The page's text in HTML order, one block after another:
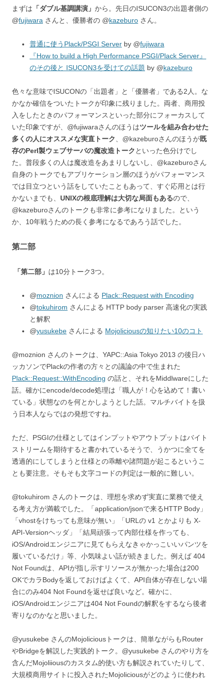
まずは 「ダブル基調講演」 から。先日のISUCON3の出題者側の
@fujiwara さんと、優勝者の @kazeburo さん。
普通に使うPlack/PSGI Server by @fujiwara
『How to build a High Performance PSGI/Plack Server』
のその後と ISUCON3を受けての話題 by @kazeburo
色々な意味でISUCONの「出題者」と「優勝者」である2人。な
かなか確信をついたトークが印象に残りました。両者、商用投
入をしたときのパフォーマンスといった部分にフォーカスして
いた印象ですが、@fujiwaraさんのほうはツールを組み合わせた
多くの人にオススメな実直トーク
、@kazeburoさんのほうが既
存のPerl製ウェブサーバの魔改造トーク といった色分けでし
た。普段多くの人は魔改造をあまりしないし、@kazeburoさん
自身のトークでもアプリケーション層のほうがパフォーマンス
では目立つという話をしていたこともあって、すぐ応用とは行
かないまでも、 UNIXの根底理解は大切な局面もあるので、
@kazeburoさんのトークも非常に参考になりました。という
か、10年戦うための長く参考になるであろう話でした。
第二部
「第二部」 は10分トーク3つ。
@moznion さんによる Plack::Request with Encoding
@tokuhirom さんによる HTTP body parser 高速化の実践
と解釈
@yusukebe さんによる Mojoliciousの知りたい10のコト
@moznion さんのトークは、YAPC::Asia Tokyo 2013 の後日ハ
ッカソンでPlackの作者の方々との議論の中で生まれた
Plack::Request::WithEncoding の話と、それをMiddlwareにした
話。確かにencode/decode処理は「職人が！心を込めて！書い
ている」状態なのを何とかしようとした話。マルチバイトを扱
う日本人ならではの発想ですね。
ただ、PSGIの仕様としてはインプットやアウトプットはバイト
ストリームを期待すると書かれているそうで、うかつに全てを
透過的にしてしまうと仕様との乖離や諸問題が起こるというこ
とも要注意。そもそも文字コードの判定は一般的に難しい。
@tokuhirom さんのトークは、理想を求めず実直に業務で使え
る考え方が満載でした。「application/jsonで来るHTTP Body」
「vhostをけちっても意味が無い」「URLの v1 とかよりも X-
API-Versionヘッダ」「結局頑張って内部仕様を作っても、
iOS/Androidエンジニアに見てもらえなきゃかっこいいパンツを
履いているだけ」等、小気味よい話が続きました。例えば 404
Not Foundは、APIが指し示すリソースが無かった場合は200
OKでカラBodyを返しておけばよくて、API自体が存在しない場
合にのみ404 Not Foundを返せば良いなど。確かに、
iOS/Androidエンジニアは404 Not Foundの解釈をするなら後者
寄りなのかなと思いました。
@yusukebe さんのMojoliciousトークは、簡単ながらもRouter
やBridgeを解説した実践的トーク。@yusukebe さんのやり方を
含んだMojoliiousのカスタム的使い方も解説されていたりして、
大規模商用サイトに投入されたMojoliciousがどのように使われ